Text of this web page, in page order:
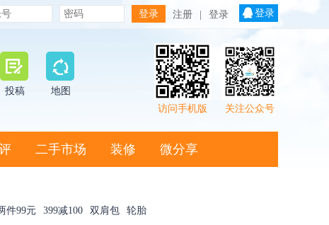
注册 登录 登录
投稿
地图
关注公众号
访问手机版
二手市场 装修 微分享
件99元 399减100 双肩包 轮胎